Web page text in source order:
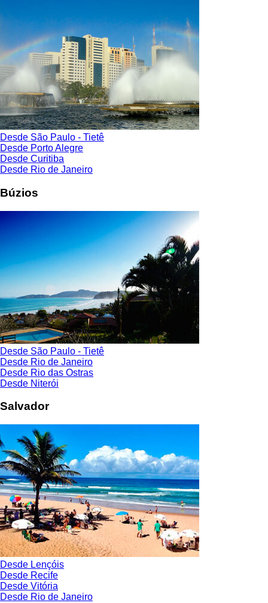
Desde São Paulo - Tietê
Desde Porto Alegre
Desde Curitiba
Desde Rio de Janeiro
Búzios
Desde São Paulo - Tietê
Desde Rio de Janeiro
Desde Rio das Ostras
Desde Niterói
Salvador
Desde Lençóis
Desde Recife
Desde Vitória
Desde Rio de Janeiro